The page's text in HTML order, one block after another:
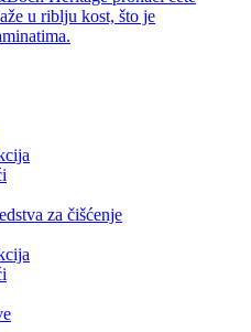
u riblju kost, što je
za čišćenje